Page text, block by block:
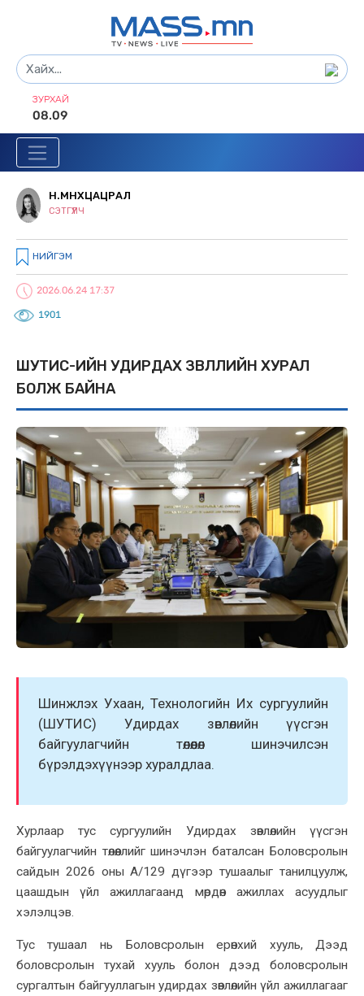
ЗУРХАЙ
08.09
Н.МӨНХЦАЦРАЛ
СЭТГҮҮЛЧ
НИЙГЭМ
2026.06.24 17:37
1901
ШУТИС-ИЙН УДИРДАХ ЗӨВЛӨЛИЙН ХУРАЛ
БОЛЖ БАЙНА
Шинжлэх Ухаан, Технологийн Их сургуулийн
(ШУТИС) Удирдах зөвлөлийн үүсгэн
байгуулагчийн төлөөлөл шинэчилсэн
бүрэлдэхүүнээр хуралдлаа.
Хурлаар тус сургуулийн Удирдах зөвлөлийн үүсгэн
байгуулагчийн төлөөллийг шинэчлэн баталсан Боловсролын
сайдын 2026 оны А/129 дүгээр тушаалыг танилцуулж,
цаашдын үйл ажиллагаанд мөрдөн ажиллах асуудлыг
хэлэлцэв.
Тус тушаал нь Боловсролын ерөнхий хууль, Дээд
боловсролын тухай хууль болон дээд боловсролын
сургалтын байгууллагын удирдах зөвлөлийн үйл ажиллагааг